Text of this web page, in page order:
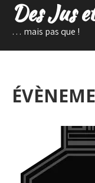
Des Jus
… mais pas que !